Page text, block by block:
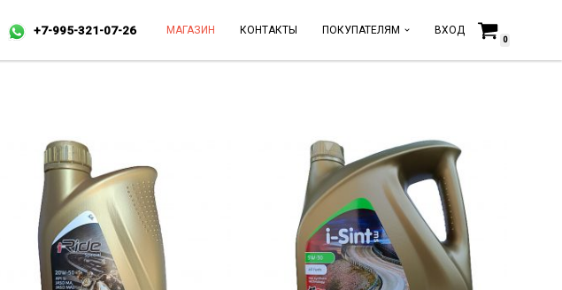
+7-995-321-07-26 МАГАЗИН КОНТАКТЫ ПОКУПАТЕЛЯМ ВХОД
0